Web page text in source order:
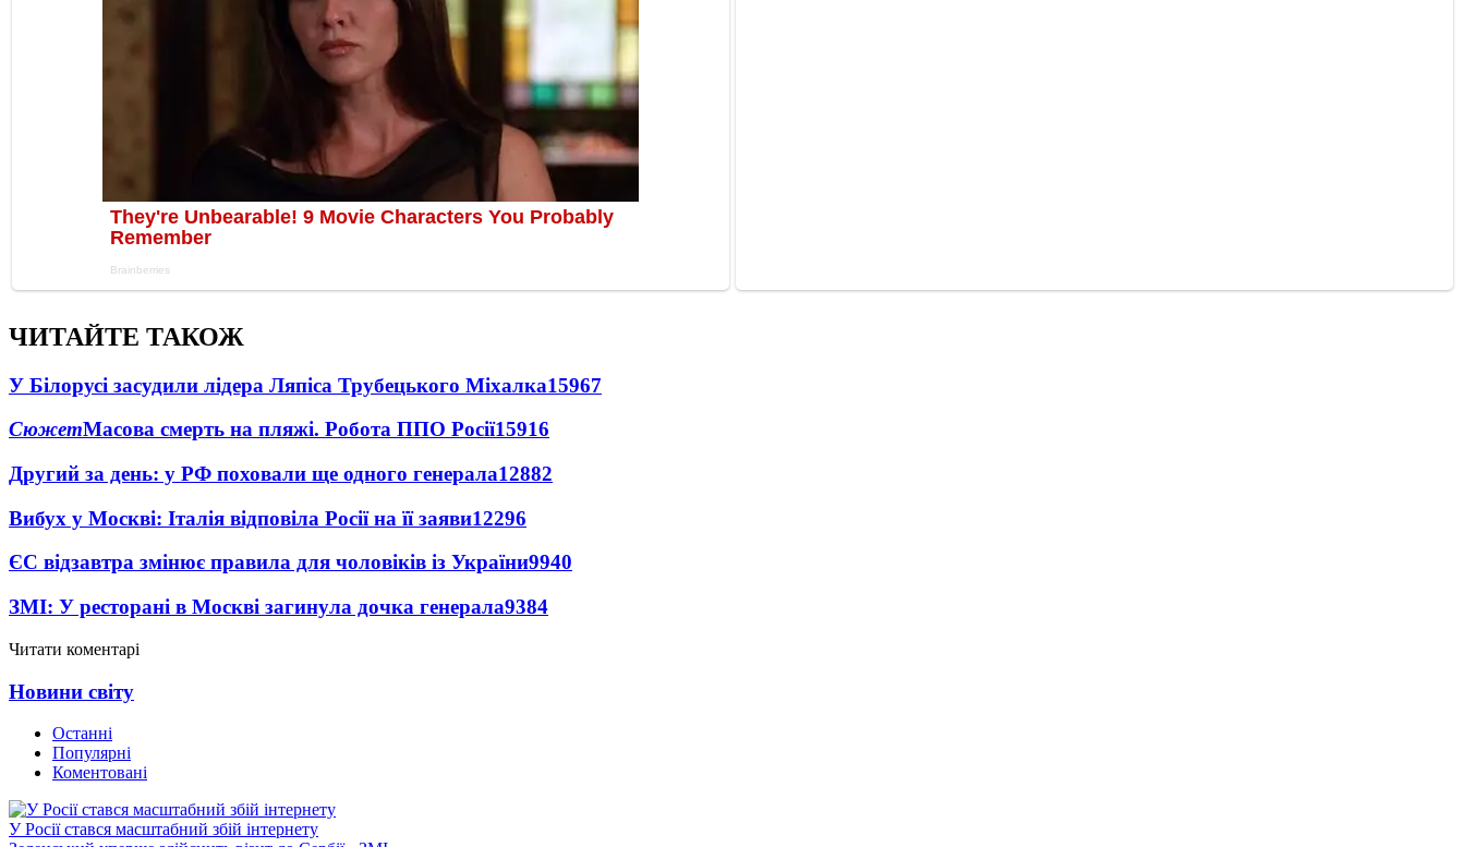
ЧИТАЙТЕ ТАКОЖ
У Білорусі засудили лідера Ляпіса Трубецького Міхалка15967
СюжетМасова смерть на пляжі. Робота ППО Росії15916
Другий за день: у РФ поховали ще одного генерала12882
Вибух у Москві: Італія відповіла Росії на її заяви12296
ЄС відзавтра змінює правила для чоловіків із України9940
ЗМІ: У ресторані в Москві загинула дочка генерала9384
Читати коментарі
Новини світу
Останні
Популярні
Коментовані
У Росії стався масштабний збій інтернету